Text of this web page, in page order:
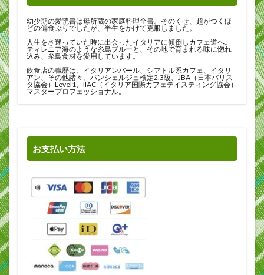
幼少期の愛読書は母所蔵の家庭料理全書。そのくせ、超がつくほ
どの偏食ぶりでしたが、半生をかけて克服しました。
人生をさ迷っていた時に出会ったイタリアに傾倒しカフェ道へ。
ティレニア海のような糸島ブルーと、その地で育まれる味に惚れ
込み、糸島食材を愛用しています。
飲食店の職歴は、イタリアンバール、シアトル系カフェ、イタリ
アン、その他諸々。パンシェルジュ検定2,3級、JBA（日本バリス
タ協会）Level1、IIAC（イタリア国際カフェテイスティング協会）
マスタープロフェッショナル。
お支払い方法